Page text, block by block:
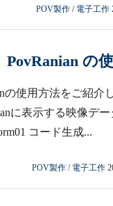
POV製作 / 電子工作
の
の使用方法をご紹
に表示する映像デ
コード生成...
POV製作 / 電子工作